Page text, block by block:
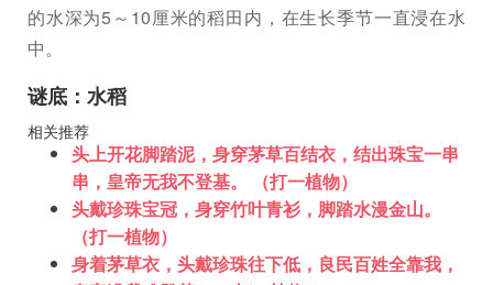
的水深为5～10厘米的稻田内，在生长季节一直浸在水
中。
谜底：水稻
相关推荐
头上开花脚踏泥，身穿茅草百结衣，结出珠宝一串
串，皇帝无我不登基。 （打一植物）
头戴珍珠宝冠，身穿竹叶青衫，脚踏水漫金山。
（打一植物）
身着茅草衣，头戴珍珠往下低，良民百姓全靠我，